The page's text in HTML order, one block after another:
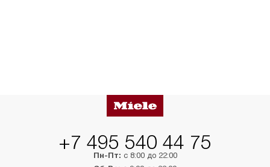
+7 495 540 44 75
Пн-Пт: с 8:00 до 22:00